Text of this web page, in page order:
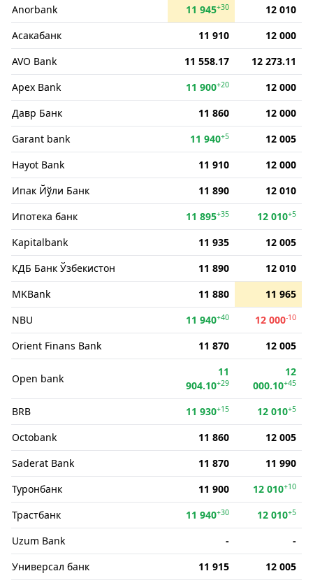
Anorbank
11 945+30
12 010
Асакабанк
11 910
12 000
AVO Bank
11 558.17
12 273.11
Apex Bank
11 900+20
12 000
Давр Банк
11 860
12 000
Garant bank
11 940+5
12 005
Hayot Bank
11 910
12 000
Ипак Йўли Банк
11 890
12 010
Ипотека банк
11 895+35 12 010+5
Kapitalbank 11 935
12 005
КДБ Банк Ўзбекистон
11 890
12 010
MKBank
11 880
11 965
NBU
11 940+40 12 000-10
Orient Finans Bank 11 870 12 005
Open bank
11
904.10+29
12
000.10+45
BRB 11 930+15 12 010+5
Octobank 11 860
12 005
Saderat Bank
11 870
11 990
Туронбанк
11 900 12 010+10
Трастбанк 11 940+30 12 010+5
Uzum Bank -
-
Универсал банк
11 915
12 005